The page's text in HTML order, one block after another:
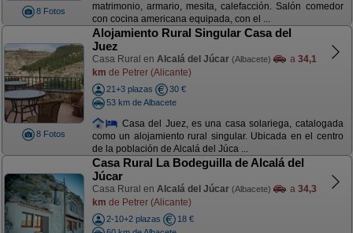
8 Fotos
matrimonio, armario, mesita, calefacción. Salón comedor
con cocina americana equipada, con el ...
8 Fotos
Alojamiento Rural Singular Casa del
Juez
Casa Rural en Alcalá del Júcar (Albacete) a 34,1
km de Petrer (Alicante)
21+3 plazas
30 €
53 km de Albacete
Casa del Juez, es una casa solariega, catalogada
como un alojamiento rural singular. Ubicada en el centro
de la población de Alcalá del Júca ...
Casa Rural La Bodeguilla de Alcalá del
Júcar
Casa Rural en Alcalá del Júcar (Albacete) a 34,3
km de Petrer (Alicante)
2-10+2 plazas
18 €